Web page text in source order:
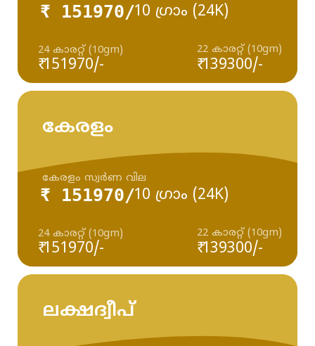
₹ 151970/10 ഗ്രാം (24K)
₹ 151970/-
24 കാരറ്റ് (10gm) 22 കാരറ്റ് (10gm)
₹ 139300/-
കേരളം
₹ 151970/10 ഗ്രാം (24K)
₹ 151970/-
24 കാരറ്റ് (10gm) 22 കാരറ്റ് (10gm)
കേരളം സ്വർണ വില
₹ 139300/-
ലക്ഷദ്വീപ്